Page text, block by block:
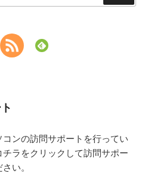
ンの訪問サポートを行ってい
チラをクリックして訪問サポー
い。